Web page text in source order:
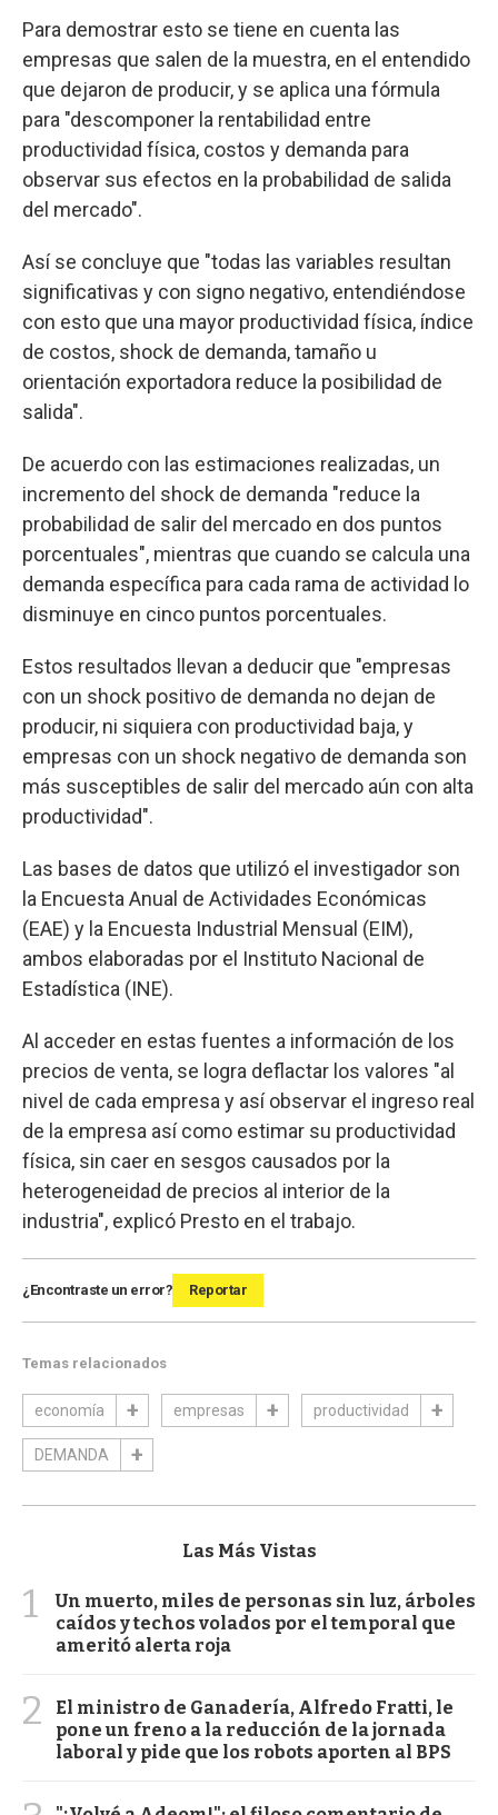
Para demostrar esto se tiene en cuenta las
empresas que salen de la muestra, en el entendido
que dejaron de producir, y se aplica una fórmula
para "descomponer la rentabilidad entre
productividad física, costos y demanda para
observar sus efectos en la probabilidad de salida
del mercado".
Así se concluye que "todas las variables resultan
significativas y con signo negativo, entendiéndose
con esto que una mayor productividad física, índice
de costos, shock de demanda, tamaño u
orientación exportadora reduce la posibilidad de
salida".
De acuerdo con las estimaciones realizadas, un
incremento del shock de demanda "reduce la
probabilidad de salir del mercado en dos puntos
porcentuales", mientras que cuando se calcula una
demanda específica para cada rama de actividad lo
disminuye en cinco puntos porcentuales.
Estos resultados llevan a deducir que "empresas
con un shock positivo de demanda no dejan de
producir, ni siquiera con productividad baja, y
empresas con un shock negativo de demanda son
más susceptibles de salir del mercado aún con alta
productividad".
Las bases de datos que utilizó el investigador son
la Encuesta Anual de Actividades Económicas
(EAE) y la Encuesta Industrial Mensual (EIM),
ambos elaboradas por el Instituto Nacional de
Estadística (INE).
Al acceder en estas fuentes a información de los
precios de venta, se logra deflactar los valores "al
nivel de cada empresa y así observar el ingreso real
de la empresa así como estimar su productividad
física, sin caer en sesgos causados por la
heterogeneidad de precios al interior de la
industria", explicó Presto en el trabajo.
¿Encontraste un error? Reportar
Temas relacionados
economía empresas productividad
DEMANDA
Las Más Vistas
1
Un muerto, miles de personas sin luz, árboles
caídos y techos volados por el temporal que
ameritó alerta roja
2
El ministro de Ganadería, Alfredo Fratti, le
pone un freno a la reducción de la jornada
laboral y pide que los robots aporten al BPS